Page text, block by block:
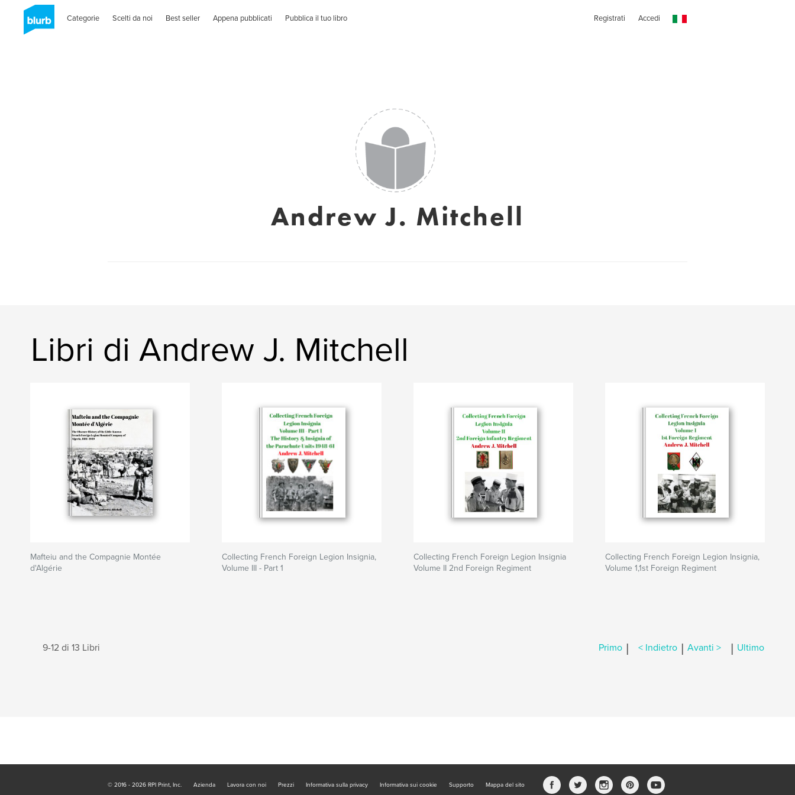
Categorie Scelti da noi Best seller Appena pubblicati Pubblica il tuo libro Registrati Accedi
Andrew J. Mitchell
Libri di Andrew J. Mitchell
Mafteiu and the Compagnie Montée
d'Algérie
Collecting French Foreign Legion Insignia,
Volume III - Part 1
Collecting French Foreign Legion Insignia
Volume II 2nd Foreign Regiment
Collecting French Foreign Legion Insignia,
Volume 1,1st Foreign Regiment
9-12 di 13 Libri Primo | < Indietro | Avanti > | Ultimo
© 2016 - 2026 RPI Print, Inc. Azienda Lavora con noi Prezzi Informativa sulla privacy Informativa sui cookie Supporto Mappa del sito